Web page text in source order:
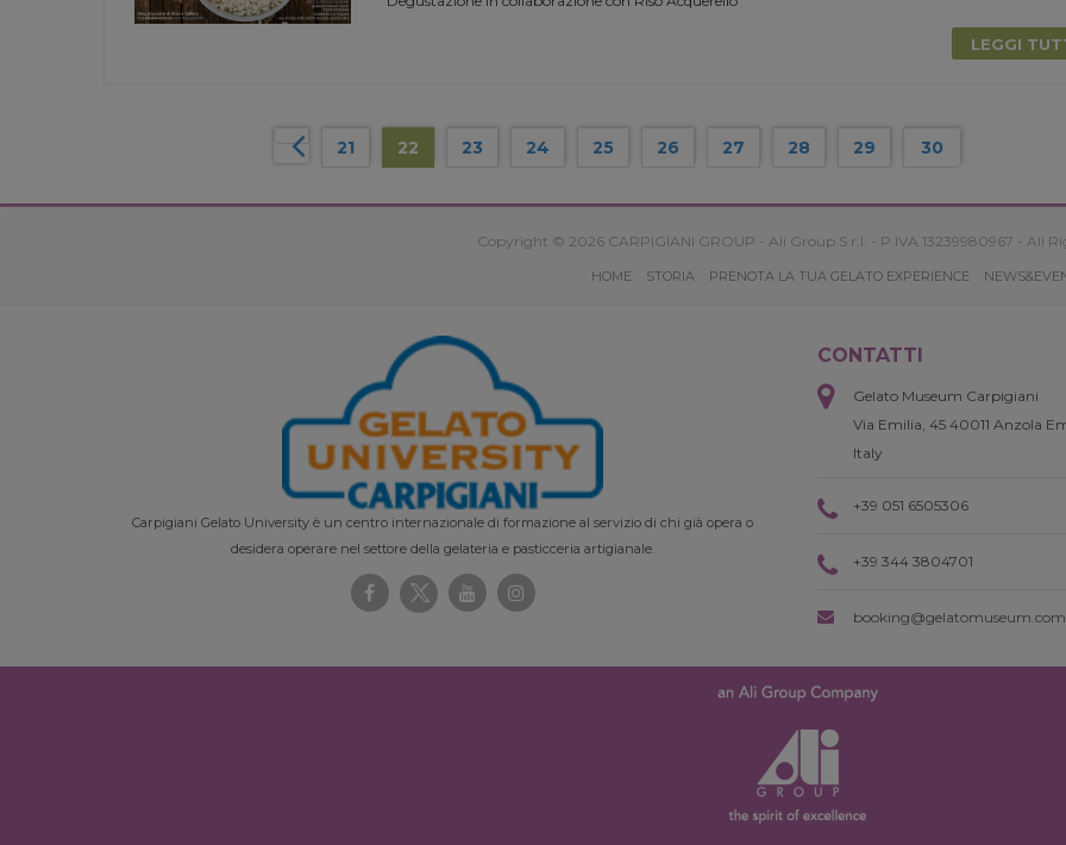
LEGGI
21 22 23 24 25 26 27 28 29 30
Copyright © 2026 CARPIGIANI GROUP - Ali Group S.r.l. - P.IVA 13239980967 - All
HOME STORIA PRENOTA LA TUA GELATO EXPERIENCE
Carpigiani Gelato University è un centro internazionale di formazione al servizio di chi già opera o
desidera operare nel settore della gelateria e pasticceria artigianale.
CONTATTI
Gelato Museum Carpigiani
Via Emilia, 45 40011 Anzola
Italy
+39 051 6505306
+39 344 3804701
booking@gelatomuseum.com